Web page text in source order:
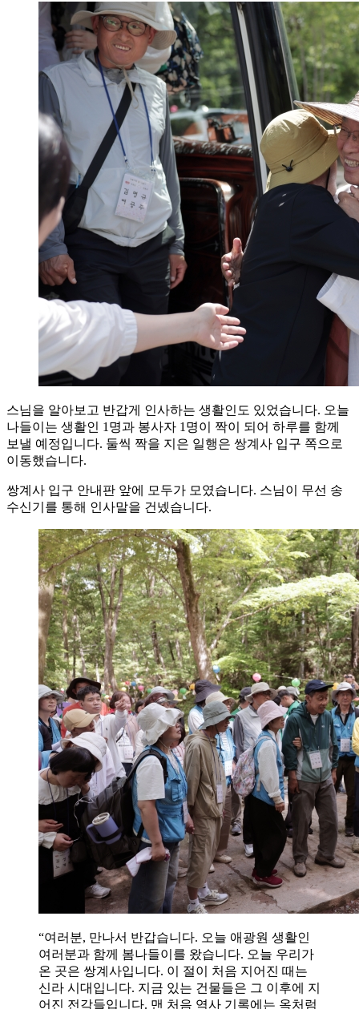
스님을 알아보고 반갑게 인사하는 생활인도 있었습니다. 오늘
나들이는 생활인 1명과 봉사자 1명이 짝이 되어 하루를 함께
보낼 예정입니다. 둘씩 짝을 지은 일행은 쌍계사 입구 쪽으로
이동했습니다.
쌍계사 입구 안내판 앞에 모두가 모였습니다. 스님이 무선 송
수신기를 통해 인사말을 건넸습니다.
“여러분, 만나서 반갑습니다. 오늘 애광원 생활인
여러분과 함께 봄나들이를 왔습니다. 오늘 우리가
온 곳은 쌍계사입니다. 이 절이 처음 지어진 때는
신라 시대입니다. 지금 있는 건물들은 그 이후에 지
어진 전각들입니다. 맨 처음 역사 기록에는 옥처럼